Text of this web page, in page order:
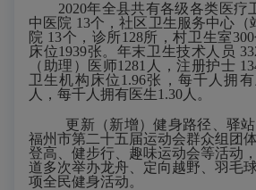
2020年全县共有各级各类医疗
中医院 13个，社区卫生 服务中心（
院 13个， 诊所128所，村卫生室300
床位1939张。年末卫生技术人员
（助理）医师1281 人，注册护士
卫生机构床位1.96张，每千人拥
人，每千人拥有医生1.30 人。
更新（新增）健身路径、驿站
福州市第二十五届运动会群众组团
登高、健步行、 趣味运动会等活动
道多次举办龙舟、定向越野、羽毛球
项全民健身活动。